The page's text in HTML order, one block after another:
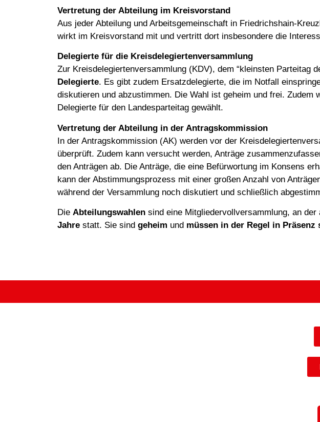
Vertretung der Abteilung im Kreisvorstand
Aus jeder Abteilung und Arbeitsgemeinschaft in Friedrichshain-
wirkt im Kreisvorstand mit und vertritt dort insbesondere die
Delegierte für die Kreisdelegiertenversammlung
Zur Kreisdelegiertenversammlung (KDV), dem “kleinsten Parteitag
Delegierte. Es gibt zudem Ersatzdelegierte, die im Notfall
diskutieren und abzustimmen. Die Wahl ist geheim und frei. Zudem
Delegierte für den Landesparteitag gewählt.
Vertretung der Abteilung in der Antragskommission
In der Antragskommission (AK) werden vor der
überprüft. Zudem kann versucht werden, Anträge
den Anträgen ab. Die Anträge, die eine Befürwortung im Konsens
kann der Abstimmungsprozess mit einer großen Anzahl von
während der Versammlung noch diskutiert und schließlich
Die Abteilungswahlen sind eine Mitgliedervollversammlung, an
Jahre statt. Sie sind geheim und müssen in der Regel in Präsenz